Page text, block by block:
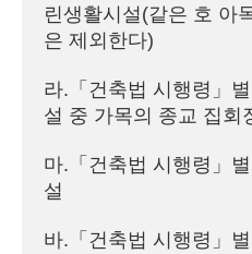
린생활시설(같은 호 아
은 제외한다)
라.「건축법 시행령」
설 중 가목의 종교 집회
마.「건축법 시행령」
설
바.「건축법 시행령」